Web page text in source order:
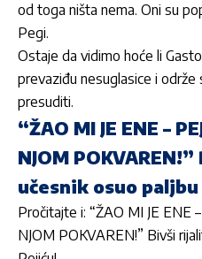
od toga ništa nema. Oni su
Pegi.
Ostaje da vidimo hoće li
prevaziđu nesuglasice i održe
presuditi.
“ŽAO MI JE ENE –
NJOM
učesnik osuo
Pročitajte i: “ŽAO MI JE ENE
NJOM POKVAREN!” Bivši